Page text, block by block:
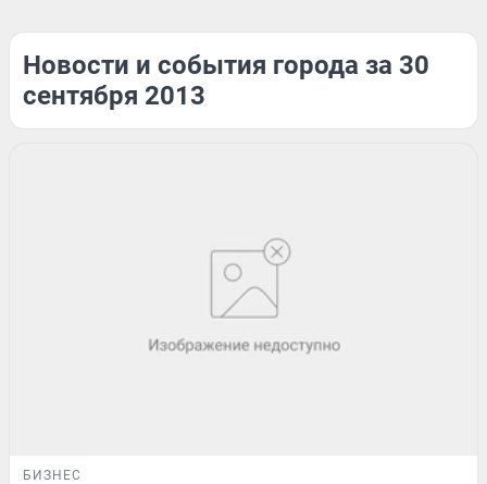
Новости и события города за 30
сентября 2013
БИЗНЕС